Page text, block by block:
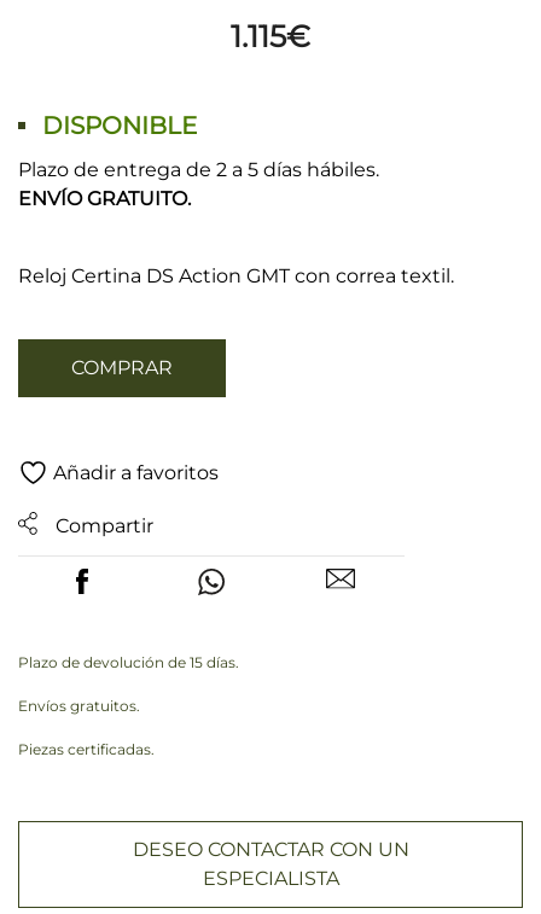
1.115€
DISPONIBLE
Plazo de entrega de 2 a 5 días hábiles.
ENVÍO GRATUITO.
Reloj Certina DS Action GMT con correa textil.
COMPRAR
Añadir a favoritos
Compartir
Plazo de devolución de 15 días.
Envíos gratuitos.
Piezas certificadas.
DESEO CONTACTAR CON UN
ESPECIALISTA